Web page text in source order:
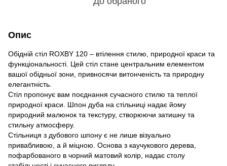
Опис
Обідній стіл ROXBY 120 – втілення стилю, природної краси та
функціональності. Цей стіл стане центральним елементом
вашої обідньої зони, привносячи витонченість та природну
елегантність.
Стіл пропонує вам поєднання сучасного стилю та теплої
природної краси. Шпон дуба на стільниці надає йому
природний малюнок та текстуру, створюючи затишну та
стильну атмосферу.
Стільниця з дубового шпону є не лише візуально
привабливою, а й міцною. Основа з каучукового дерева,
пофарбованого в чорний матовий колір, надає столу